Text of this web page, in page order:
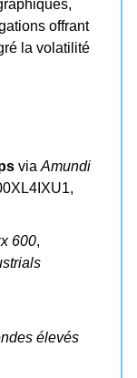
offrant
la volatilité
viaAmundi
600,
élevés